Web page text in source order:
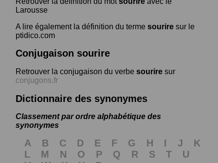
Larousse
A lire également la définition du terme sourire sur le
ptidico.com
Conjugaison sourire
Retrouver la conjugaison du verbe sourire sur
conjugons.fr
Dictionnaire des synonymes
Classement par ordre alphabétique des
synonymes
A B C D E F G H I J
K
L
M N O P Q R S T
U